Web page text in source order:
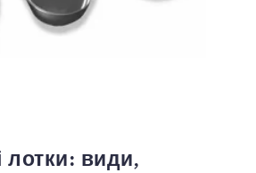
лотки: види,